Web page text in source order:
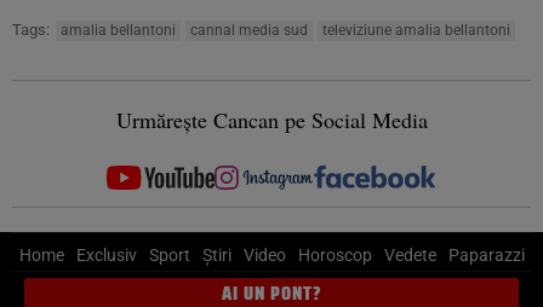
Tags: amalia bellantoni cannal media sud televiziune amalia bellantoni
Urmărește Cancan pe Social Media
Home Exclusiv Sport Știri Video Horoscop Vedete Paparazzi
AI UN PONT?